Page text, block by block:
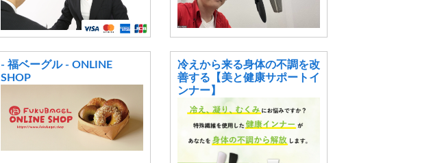
- 福ベーグル - ONLINE
SHOP
冷えから来る身体の不調を改
善する【美と健康サポートイ
ンナー】